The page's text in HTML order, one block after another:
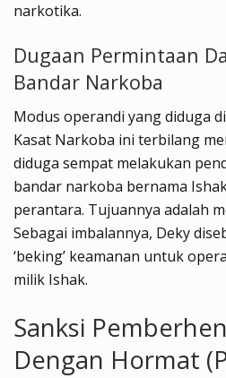
narkotika.
Dugaan Permintaan
Bandar Narkoba
Modus operandi yang diduga
Kasat Narkoba ini terbilang
diduga sempat melakukan
bandar narkoba bernama
perantara. Tujuannya adalah
Sebagai imbalannya, Deky
‘beking’ keamanan untuk
milik Ishak.
Sanksi
Dengan Hormat